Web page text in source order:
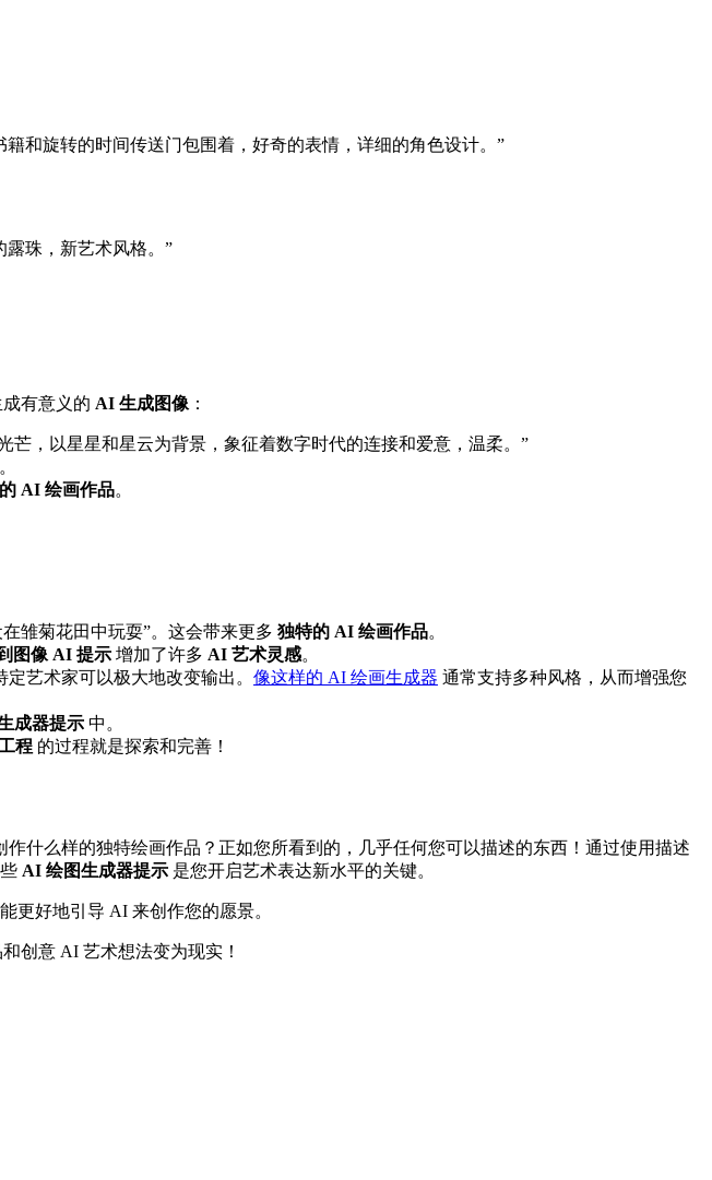
和旋转的时间传送门包围着，好奇的表情，详细的角色设计。”
珠，新艺术风格。”
成有意义的 AI 生成图像 ：
，以星星和星云为背景，象征着数字时代的连接和爱意，温柔。”
AI 绘画作品。
雏菊花田中玩耍”。这会带来更多 独特的 AI 绘画作品。
图像 AI 提示 增加了许多 AI 艺术灵感。
艺术家可以极大地改变输出。 像这样的 AI 绘画生成器 通常支持多种风格，从而增强您
成器提示 中。
程 的过程就是探索和完善！
作什么样的独特绘画作品？正如您所看到的，几乎任何您可以描述的东西！通过使用描述
AI 绘图生成器提示 是您开启艺术表达新水平的关键。
能更好地引导 AI 来创作您的愿景。
创意 AI 艺术想法变为现实！